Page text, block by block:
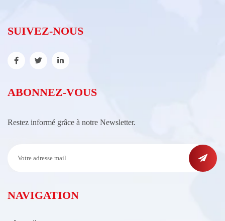
SUIVEZ-NOUS
ABONNEZ-VOUS
Restez informé grâce à notre Newsletter.
NAVIGATION